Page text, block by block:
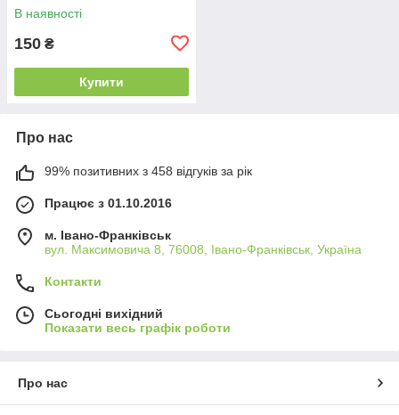
В наявності
150 ₴
Купити
Про нас
99% позитивних з 458 відгуків за рік
Працює з 01.10.2016
м. Івано-Франківськ
вул. Максимовича 8, 76008, Івано-Франківськ, Україна
Контакти
Сьогодні вихідний
Показати весь графік роботи
Про нас